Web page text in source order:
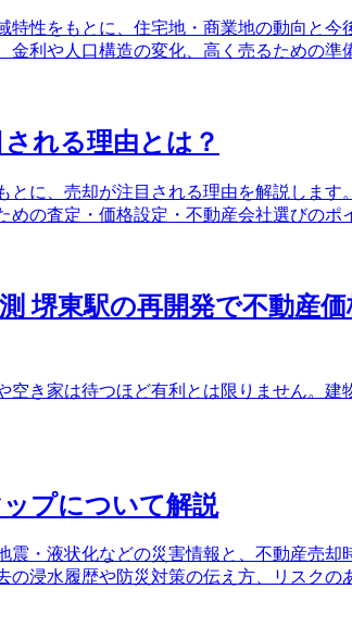
性をもとに、住宅地・商業地の動向と
利や人口構造の変化、高く売るための準
れる理由とは？
に、売却が注目される理由を解説しま
の査定・価格設定・不動産会社選びのポ
堺東駅の再開発で不動産
き家は待つほど有利とは限りません。
プについて解説
・液状化などの災害情報と、不動産売
浸水履歴や防災対策の伝え方、リスクの